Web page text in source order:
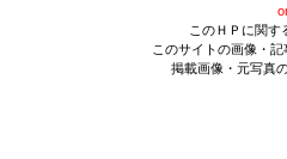
このＨＰに関
このサイトの画像・
掲載画像・元写真